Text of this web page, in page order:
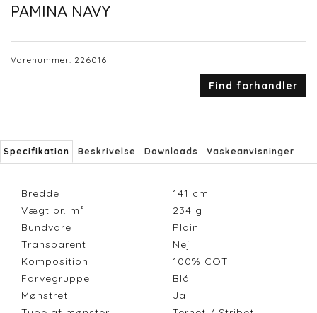
PAMINA NAVY
Varenummer: 226016
Find forhandler
Specifikation Beskrivelse Downloads Vaskeanvisninger
Bredde 141 cm
Vægt pr. m²
234 g
Bundvare
Plain
Transparent
Nej
Komposition
100% COT
Farvegruppe
Blå
Mønstret
Ja